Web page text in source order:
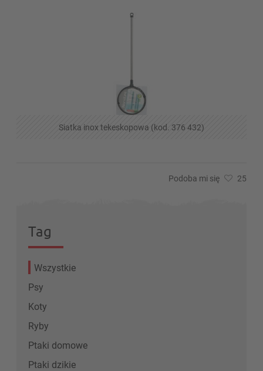
Siatka inox tekeskopowa (kod. 376 432)
Podoba mi się 25
Tag
Wszystkie
Psy
Koty
Ryby
Ptaki domowe
Ptaki dzikie